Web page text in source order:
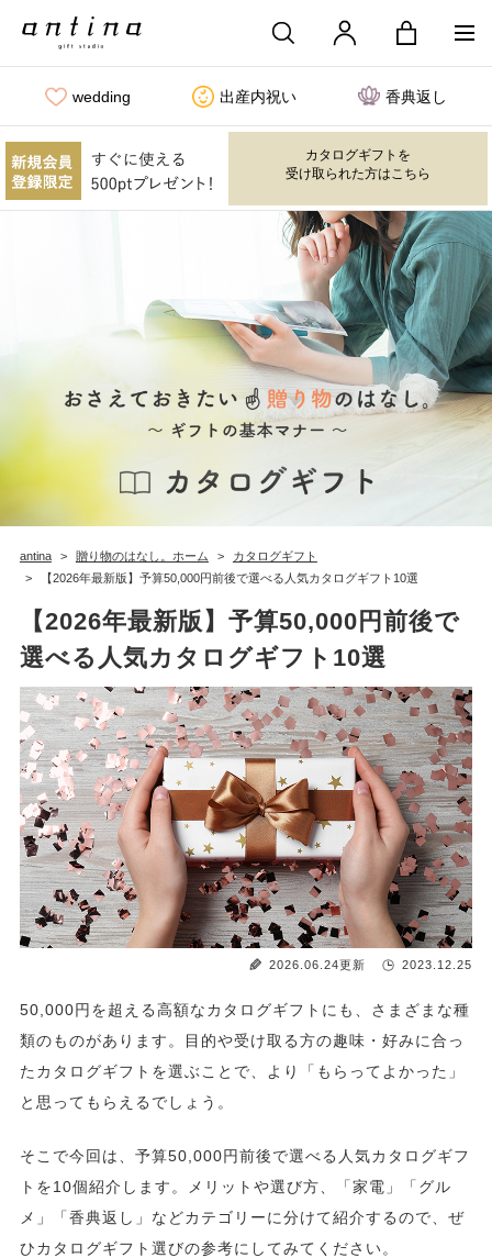
wedding 出産内祝い 香典返し
カタログギフトを
受け取られた方はこちら
antina 贈り物のはなし。ホーム
カタログギフト
【2026年最新版】予算50,000円前後で選べる人気カタログギフト10選
【2026年最新版】予算50,000円前後で
選べる人気カタログギフト10選
2026.06.24更新 2023.12.25
50,000円を超える高額なカタログギフトにも、さまざまな種
類のものがあります。目的や受け取る方の趣味・好みに合っ
たカタログギフトを選ぶことで、より「もらってよかった」
と思ってもらえるでしょう。
そこで今回は、予算50,000円前後で選べる人気カタログギフ
トを10個紹介します。メリットや選び方、「家電」「グル
メ」「香典返し」などカテゴリーに分けて紹介するので、ぜ
ひカタログギフト選びの参考にしてみてください。